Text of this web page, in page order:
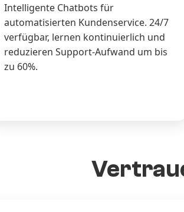
Intelligente Chatbots für
automatisierten Kundenservice. 24/7
verfügbar, lernen kontinuierlich und
reduzieren Support-Aufwand um bis
zu 60%.